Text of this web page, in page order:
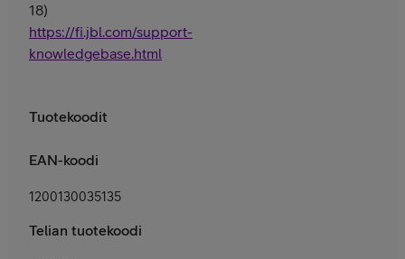
18)
https://fi.jbl.com/support-
knowledgebase.html
Tuotekoodit
EAN-koodi
1200130035135
Telian tuotekoodi